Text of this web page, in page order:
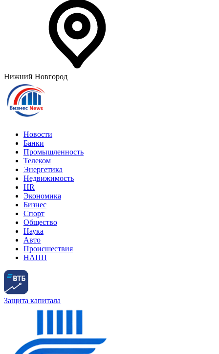
Нижний Новгород
Новости
Банки
Промышленность
Телеком
Энергетика
Недвижимость
HR
Экономика
Бизнес
Спорт
Общество
Наука
Авто
Происшествия
НАПП
Защита капитала